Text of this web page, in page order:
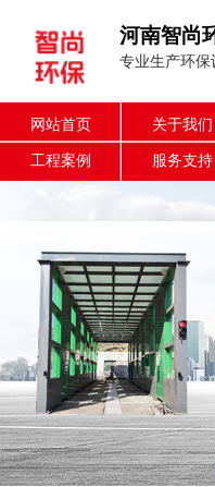
河南智尚
专业生产环
网站首页 关于我们
工程案例 服务支持